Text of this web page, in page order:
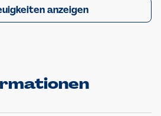
anzeigen